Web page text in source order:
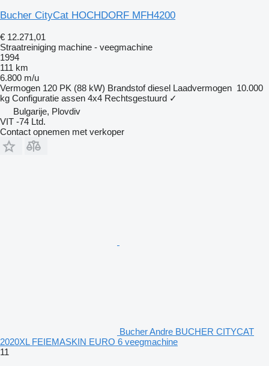
Bucher CityCat HOCHDORF MFH4200
€ 12.271,01
Straatreiniging machine - veegmachine
1994
111 km
6.800 m/u
Vermogen 120 PK (88 kW) Brandstof diesel Laadvermogen 10.000
kg Configuratie assen 4x4 Rechtsgestuurd ✓
Bulgarije, Plovdiv
VIT -74 Ltd.
Contact opnemen met verkoper
Bucher Andre BUCHER CITYCAT
2020XL FEIEMASKIN EURO 6 veegmachine
11